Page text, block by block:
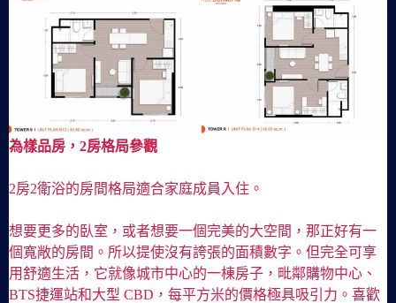
為樣品房，2房格局參觀
2房2衛浴的房間格局適合家庭成員入住。
想要更多的臥室，或者想要一個完美的大空間，那正好有一
個寬敞的房間。所以提使沒有誇張的面積數字。但完全可享
用舒適生活，它就像城市中心的一棟房子，毗鄰購物中心、
BTS捷運站和大型 CBD，每平方米的價格極具吸引力。喜歡